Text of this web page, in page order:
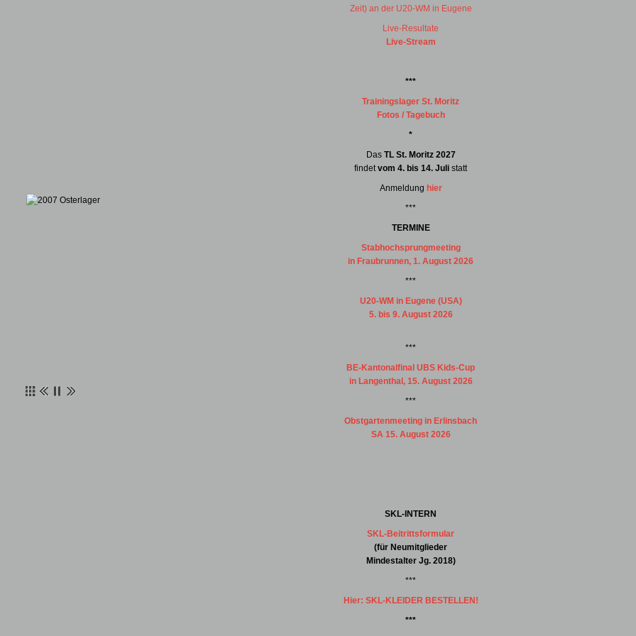
Zeit) an der U20-WM in Eugene
Live-Resultate
Live-Stream
***
Trainingslager St. Moritz
Fotos / Tagebuch
*
Das TL St. Moritz 2027
findetvom 4. bis 14. Juli statt
Anmeldung hier
***
TERMINE
Stabhochsprungmeeting
in Fraubrunnen, 1. August 2026
***
U20-WM in Eugene (USA)
5. bis 9. August 2026
***
BE-Kantonalfinal UBS Kids-Cup
in Langenthal, 15. August 2026
***
Obstgartenmeeting in Erlinsbach
SA 15. August 2026
SKL-INTERN
SKL-Beitrittsformular
(für Neumitglieder
Mindestalter Jg. 2018)
***
Hier: SKL-KLEIDER BESTELLEN!
***